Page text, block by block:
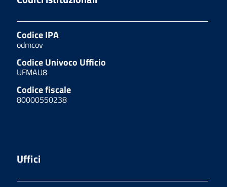
Codice IPA
odmcov
Codice Univoco Ufficio
UFMAU8
Codice fiscale
80000550238
Uffici